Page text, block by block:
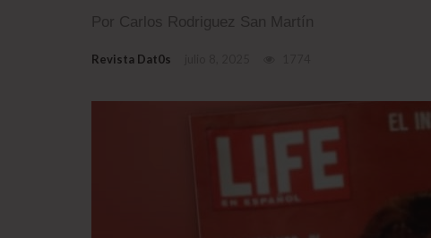
Por Carlos Rodriguez San Martín
Revista Dat0s